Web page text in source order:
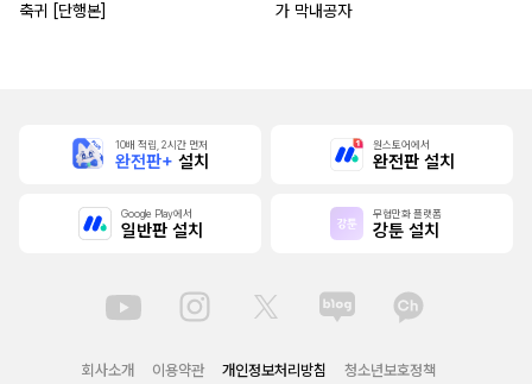
축귀 [단행본]
가 막내공자
10배 적립, 2시간 먼저
완전판+ 설치
원스토어에서
완전판 설치
Google Play에서
일반판 설치
무협만화 플랫폼
강툰 설치
회사소개 이용약관 개인정보처리방침 청소년보호정책